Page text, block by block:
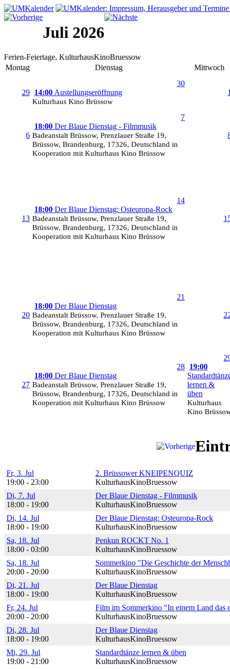
Juli 2026
Ferien-Feiertage, KulturhausKinoBruessow
Montag
Dienstag Mittwoch
29
30
14:00 Austellungseröffnung
Kulturhaus Kino Brüssow
1
6
7
18:00 Der Blaue Dienstag - Filmmusik
Badeanstalt Brüssow, Prenzlauer Straße 19,
Brüssow, Brandenburg, 17326, Deutschland in
Kooperation mit Kulturhaus Kino Brüssow
13
14
18:00 Der Blaue Dienstag: Osteuropa-Rock
Badeanstalt Brüssow, Prenzlauer Straße 19,
Brüssow, Brandenburg, 17326, Deutschland in
Kooperation mit Kulturhaus Kino Brüssow
20
21
18:00 Der Blaue Dienstag
Badeanstalt Brüssow, Prenzlauer Straße 19,
Brüssow, Brandenburg, 17326, Deutschland in
Kooperation mit Kulturhaus Kino Brüssow
27
28
18:00 Der Blaue Dienstag
Badeanstalt Brüssow, Prenzlauer Straße 19,
Brüssow, Brandenburg, 17326, Deutschland in
Kooperation mit Kulturhaus Kino Brüssow
19:00
lernen &
üben
Kulturhaus
Kino
Fr, 3. Jul
19:00 - 23:00
2. Brüssower KNEIPENQUIZ
KulturhausKinoBruessow
Di, 7. Jul
18:00 - 19:00
Der Blaue Dienstag - Filmmusik
KulturhausKinoBruessow
Di, 14. Jul
18:00 - 19:00
Der Blaue Dienstag: Osteuropa-Rock
KulturhausKinoBruessow
Sa, 18. Jul
18:00 - 03:00
Penkun ROCKT No. 1
KulturhausKinoBruessow
Sa, 18. Jul
20:00 - 20:00
Sommerkino "Die Geschichte der
KulturhausKinoBruessow
Di, 21. Jul
18:00 - 19:00
Der Blaue Dienstag
KulturhausKinoBruessow
Fr, 24. Jul
20:00 - 20:00
Film im Sommerkino "In einem Land das
KulturhausKinoBruessow
Di, 28. Jul
18:00 - 19:00
Der Blaue Dienstag
KulturhausKinoBruessow
Mi, 29. Jul
19:00 - 21:00
Standardtänze lernen & üben
KulturhausKinoBruessow